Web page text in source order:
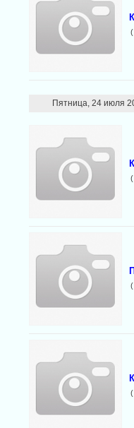
Пятница, 24 июля